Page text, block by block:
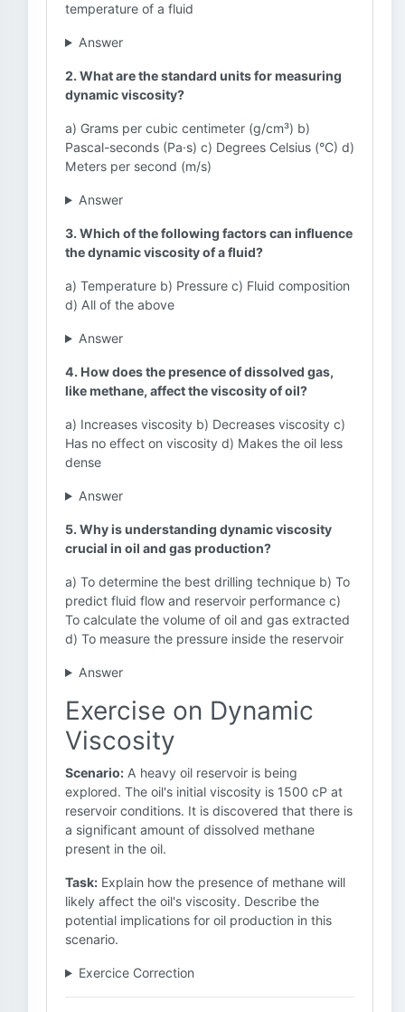
temperature of a fluid
Answer
2. What are the standard units for measuring
dynamic viscosity?
a) Grams per cubic centimeter (g/cm³) b)
Pascal-seconds (Pa·s) c) Degrees Celsius (°C) d)
Meters per second (m/s)
Answer
3. Which of the following factors can influence
the dynamic viscosity of a fluid?
a) Temperature b) Pressure c) Fluid composition
d) All of the above
Answer
4. How does the presence of dissolved gas,
like methane, affect the viscosity of oil?
a) Increases viscosity b) Decreases viscosity c)
Has no effect on viscosity d) Makes the oil less
dense
Answer
5. Why is understanding dynamic viscosity
crucial in oil and gas production?
a) To determine the best drilling technique b) To
predict fluid flow and reservoir performance c)
To calculate the volume of oil and gas extracted
d) To measure the pressure inside the reservoir
Answer
Exercise on Dynamic
Viscosity
Scenario: A heavy oil reservoir is being
explored. The oil's initial viscosity is 1500 cP at
reservoir conditions. It is discovered that there is
a significant amount of dissolved methane
present in the oil.
Task: Explain how the presence of methane will
likely affect the oil's viscosity. Describe the
potential implications for oil production in this
scenario.
Exercice Correction